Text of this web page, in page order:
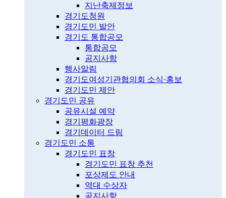
지난축제정보
경기도청원
경기도민 발안
경기도 통합공모
통합공모
공지사항
행사알림
경기도여성기관협의회 소식·홍보
경기도민 제안
경기도민 공유
공유시설 예약
경기평화광장
경기데이터 드림
경기도민 소통
경기도민 표창
경기도민 표창 추천
포상제도 안내
역대 수상자
공지사항